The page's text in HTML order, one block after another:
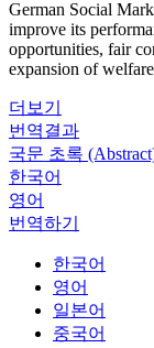
German Social
improve its
opportunities, fair
expansion of
더보기
번역결과
국문 초록
한국어
영어
번역하기
한국어
영어
일본어
중국어